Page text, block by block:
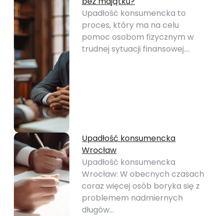
Upadłość konsumencka to
proces, który ma na celu
pomoc osobom fizycznym w
trudnej sytuacji finansowej.…
Upadłość konsumencka
Wrocław
Upadłość konsumencka
Wrocław: W obecnych czasach
coraz więcej osób boryka się z
problemem nadmiernych
długów…